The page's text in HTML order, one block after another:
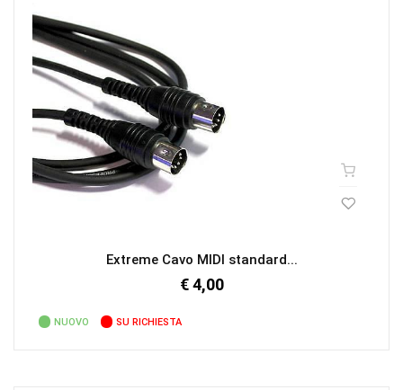
Extreme Cavo MIDI standard...
€ 4,00
NUOVO SU RICHIESTA